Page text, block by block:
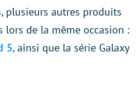
plusieurs autres produits
lors de la même occasion :
5, ainsi que la série Galaxy